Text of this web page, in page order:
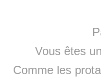
Vous êtes
Comme les